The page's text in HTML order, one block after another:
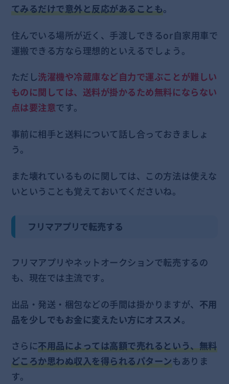
てみるだけで意外と反応があることも。
住んでいる場所が近く、手渡しできるor自家用車で
運搬できる方なら理想的といえるでしょう。
ただし洗濯機や冷蔵庫など自力で運ぶことが難しい
ものに関しては、送料が掛かるため無料にならない
点は要注意です。
事前に相手と送料について話し合っておきましょ
う。
また壊れているものに関しては、この方法は使えな
いということも覚えておいてくださいね。
フリマアプリで転売する
フリマアプリやネットオークションで転売するの
も、現在では主流です。
出品・発送・梱包などの手間は掛かりますが、 不用
品を少しでもお金に変えたい方にオススメ。
さらに不用品によっては高額で売れるという、無料
どころか思わぬ収入を得られるパターンもありま
す。